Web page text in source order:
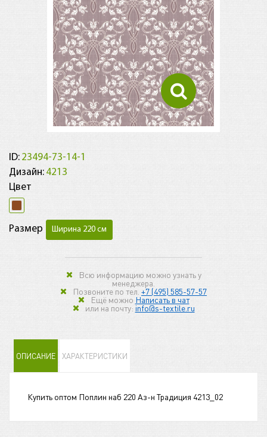
ID: 23494-73-14-1
Дизайн: 4213
Цвет
Размер Ширина 220 см
Всю информацию можно узнать у
менеджера.
Позвоните по тел. +7 (495) 585-57-57
Ещё можно Написать в чат
или на почту:info@s-textile.ru
ОПИСАНИЕ ХАРАКТЕРИСТИКИ
Купить оптом Поплин наб 220 Аз-н Традиция 4213_02